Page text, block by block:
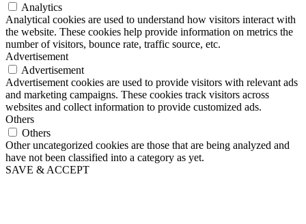
Analytics
Analytical cookies are used to understand how visitors interact with
the website. These cookies help provide information on metrics the
number of visitors, bounce rate, traffic source, etc.
Advertisement
Advertisement
Advertisement cookies are used to provide visitors with relevant ads
and marketing campaigns. These cookies track visitors across
websites and collect information to provide customized ads.
Others
Others
Other uncategorized cookies are those that are being analyzed and
have not been classified into a category as yet.
SAVE & ACCEPT